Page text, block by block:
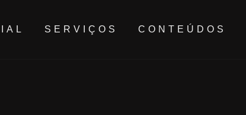
SERVIÇOS CONTEÚDOS